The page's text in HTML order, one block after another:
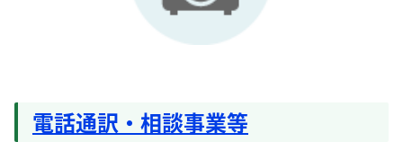
電話通訳・相談事業等